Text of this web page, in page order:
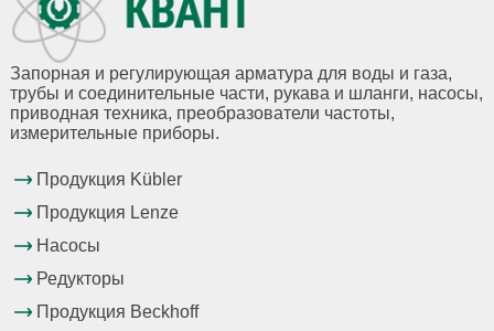
Запорная и регулирующая арматура для воды и газа,
трубы и соединительные части, рукава и шланги, насосы,
приводная техника, преобразователи частоты,
измерительные приборы.
Продукция Kübler
Продукция Lenze
Насосы
Редукторы
Продукция Beckhoff